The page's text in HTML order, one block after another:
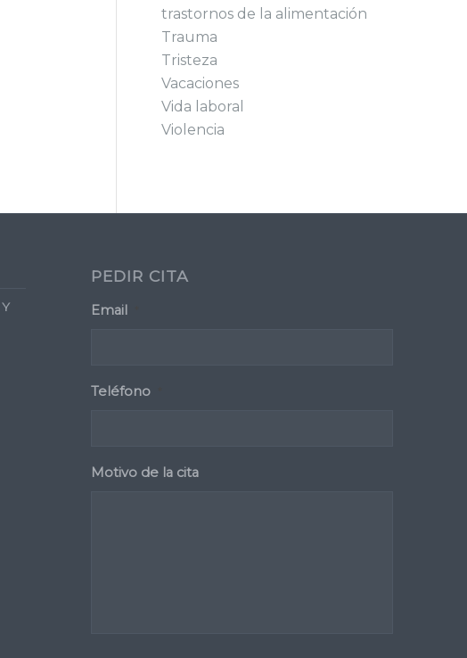
trastornos de la alimentación
Trauma
Tristeza
Vacaciones
Vida laboral
Violencia
PEDIR CITA
Email
Teléfono
Motivo de la cita